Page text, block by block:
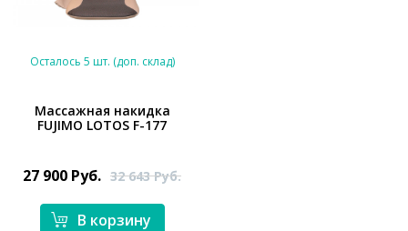
*}
Осталось 5 шт. (доп. склад)
Массажная накидка
FUJIMO LOTOS F-177
27 900 Руб. 32 643Руб.
В корзину